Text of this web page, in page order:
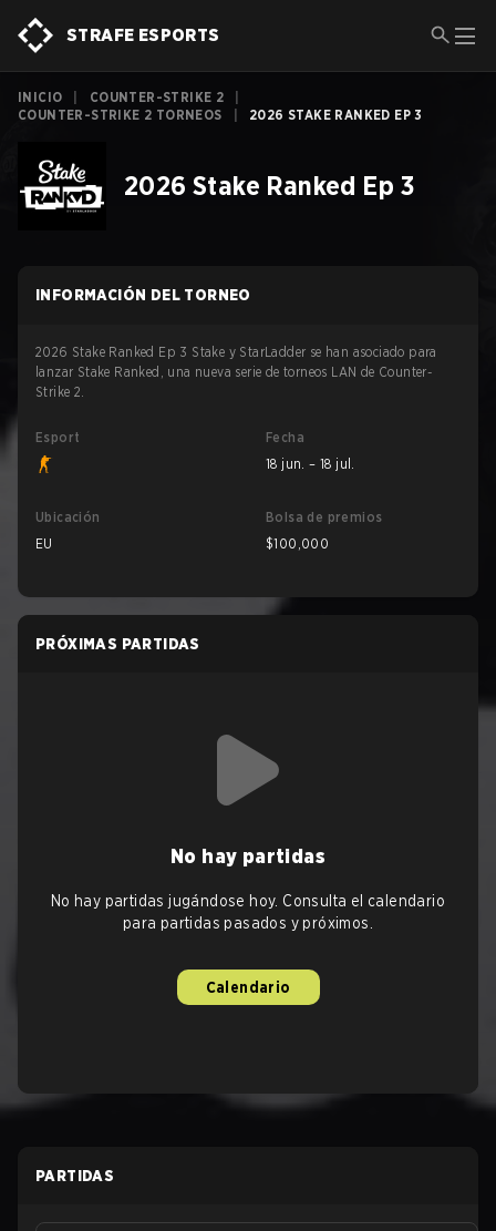
STRAFE ESPORTS
INICIO COUNTER-STRIKE 2
COUNTER-STRIKE 2 TORNEOS
2026 STAKE RANKED EP 3
2026 Stake Ranked Ep 3
INFORMACIÓN DEL TORNEO
2026 Stake Ranked Ep 3 Stake y StarLadder se han asociado para
lanzar Stake Ranked, una nueva serie de torneos LAN de Counter-
Strike 2.
Esport
Fecha
18 jun. – 18 jul.
Ubicación
EU
Bolsa de premios
$100,000
PRÓXIMAS PARTIDAS
No hay partidas
No hay partidas jugándose hoy. Consulta el calendario
para partidas pasados y próximos.
Calendario
PARTIDAS